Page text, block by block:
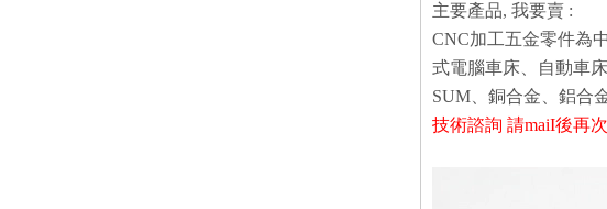
主要產品, 我要賣 :
CNC加工五金零件為
式電腦車床、自動車
SUM、銅合金、鋁合
技術諮詢 請maiI後再